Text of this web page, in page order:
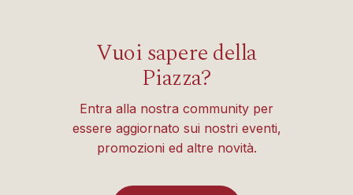
Vuoi sapere della
Piazza?
Entra alla nostra community per
essere aggiornato sui nostri eventi,
promozioni ed altre novità.